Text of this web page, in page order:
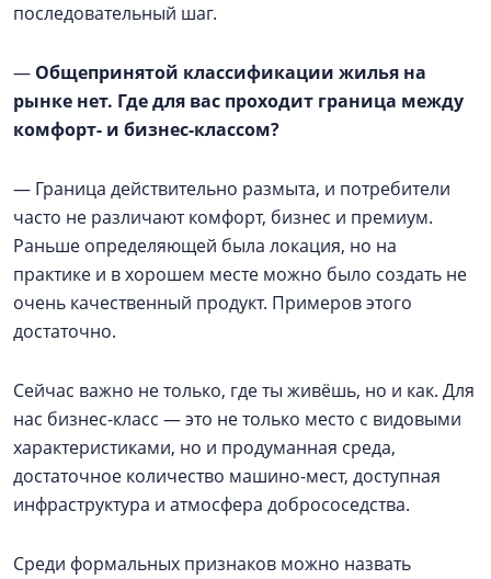
последовательный шаг.
— Общепринятой классификации жилья на
рынке нет. Где для вас проходит граница между
комфорт- и бизнес-классом?
— Граница действительно размыта, и потребители
часто не различают комфорт, бизнес и премиум.
Раньше определяющей была локация, но на
практике и в хорошем месте можно было создать не
очень качественный продукт. Примеров этого
достаточно.
Сейчас важно не только, где ты живёшь, но и как. Для
нас бизнес-класс — это не только место с видовыми
характеристиками, но и продуманная среда,
достаточное количество машино-мест, доступная
инфраструктура и атмосфера добрососедства.
Среди формальных признаков можно назвать